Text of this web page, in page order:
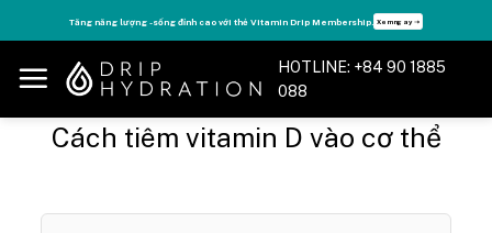
to
content
Tăng năng lượng - sống đỉnh cao với thẻ Vitamin Drip Membership. Xem ngay ➝
HOTLINE: +84 90 1885
088
Cách tiêm vitamin D vào cơ thể